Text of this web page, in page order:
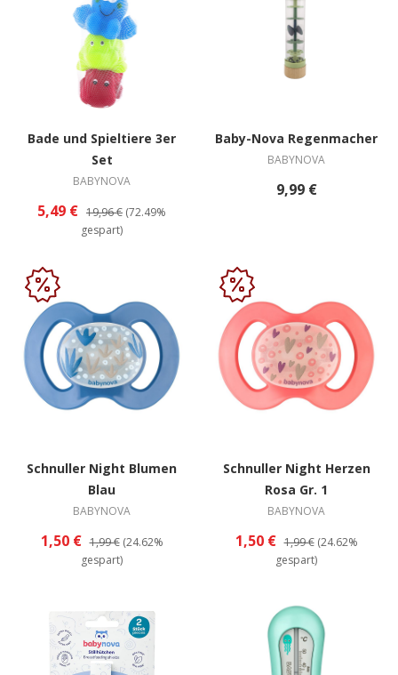
Bade und Spieltiere 3er
Set
BABYNOVA
5,49 € 19,96 € (72.49%
gespart)
Baby-Nova Regenmacher
BABYNOVA
9,99 €
Schnuller Night Blumen
Blau
BABYNOVA
1,50 € 1,99 € (24.62%
gespart)
Schnuller Night Herzen
Rosa Gr. 1
BABYNOVA
1,50 € 1,99 € (24.62%
gespart)